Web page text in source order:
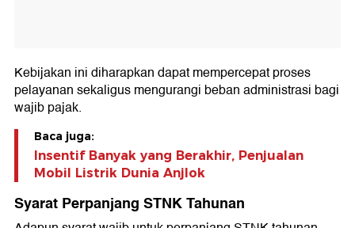
Kebijakan ini diharapkan dapat mempercepat proses
pelayanan sekaligus mengurangi beban administrasi bagi
wajib pajak.
Baca juga:
Insentif Banyak yang Berakhir, Penjualan
Mobil Listrik Dunia Anjlok
Syarat Perpanjang STNK Tahunan